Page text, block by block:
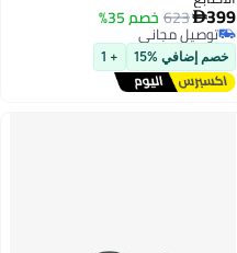
399
623 خصم 35%
توصيل مجاني
توصيل مجاني
خصم إضافي %15 + 1